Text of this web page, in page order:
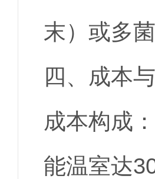
末）或多
四、成本
成本构成
能温室达